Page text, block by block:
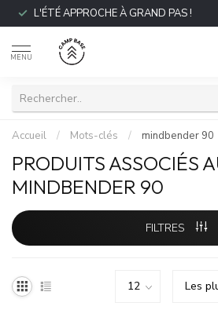
L'ÉTÉ APPROCHE À GRAND PAS !
MENU
Accueil / Mots-clés / mindbender 90
PRODUITS ASSOCIÉS
MINDBENDER 90
FILTRES